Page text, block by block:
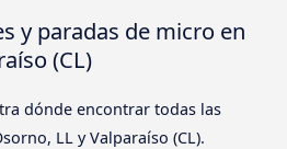
y paradas de micro en
(CL)
dónde encontrar todas las
LL y Valparaíso (CL).